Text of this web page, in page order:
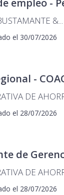
empleo -
&...
el 30/07/2026
-
DE
el 28/07/2026
de
DE
el 28/07/2026